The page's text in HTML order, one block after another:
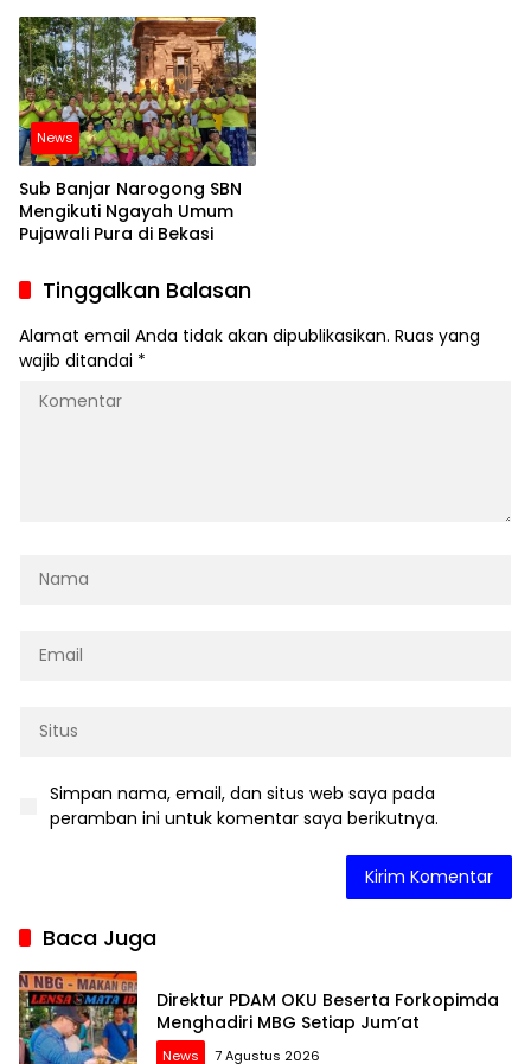
News
Sub Banjar Narogong SBN
Mengikuti Ngayah Umum
Pujawali Pura di Bekasi
Tinggalkan Balasan
Alamat email Anda tidak akan dipublikasikan. Ruas yang
wajib ditandai *
Simpan nama, email, dan situs web saya pada
peramban ini untuk komentar saya berikutnya.
Baca Juga
Direktur PDAM OKU Beserta Forkopimda
Menghadiri MBG Setiap Jum’at
News 7 Agustus 2026